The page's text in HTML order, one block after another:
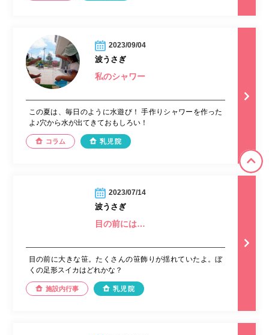
2023/09/04
波うさぎ
私のシャワー
この夏は、毎日のように水遊び！ 手作りシャワーを作った
よ♪穴から水が出てきておもしろい！
コラム 乳児院
2023/07/14
波うさぎ
目の前には…
目の前に大きな笹。たくさんの笹飾りが揺れていたよ。ぼ
くの足形スイカはどれかな？
施設内行事 乳児院